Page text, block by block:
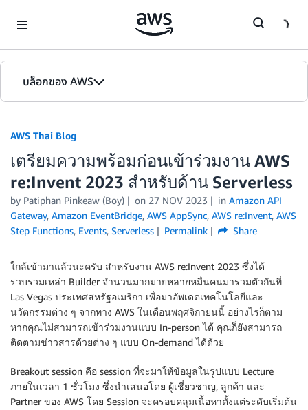
บล็อกของ AWS
หน้าหลัก
รุ่น
AWS Thai Blog
เตรียมความพร้อมก่อนเข้าร่วมงาน AWS
re:Invent 2023 สำหรับด้าน Serverless
by Patiphan Pinkeaw (Boy) on 27 NOV 2023 in Amazon API
Gateway, Amazon EventBridge, AWS AppSync, AWS re:Invent, AWS
Step Functions, Events, Serverless Permalink Share
ใกล้เข้ามาแล้วนะครับ สำหรับงาน AWS re:Invent 2023 ซึ่งได้
รวบรวมเหล่า Builder จำนวนมากมายหลายหมื่นคนมารวมตัวกันที่
Las Vegas ประเทศสหรัฐอเมริกา เพื่อมาอัพเดตเทคโนโลยีและ
นวัตกรรมต่าง ๆ จากทาง AWS ในเดือนพฤศจิกายนนี้ อย่างไรก็ตาม
หากคุณไม่สามารถเข้าร่วมงานแบบ In-person ได้ คุณก็ยังสามารถ
ติดตามข่าวสารด้วยต่าง ๆ แบบ On-demand ได้ด้วย
Breakout session คือ session ที่จะมาให้ข้อมูลในรูปแบบ Lecture
ภายในเวลา 1 ชั่วโมง ซึ่งนำเสนอโดย ผู้เชี่ยวชาญ, ลูกค้า และ
Partner ของ AWS โดย Session จะครอบคลุมเนื้อหาตั้งแต่ระดับเริ่มต้น